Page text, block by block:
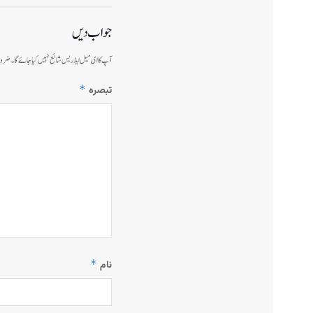
جواب دیں
آپ کا ای میل ایڈریس شائع نہیں کیا جائے گا۔
تبصرہ *
نام *